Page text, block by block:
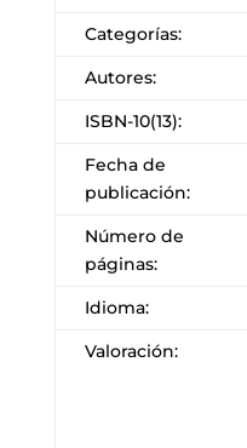
Categorías:
Autores:
ISBN-10(13):
Fecha de
publicación:
Número de
páginas:
Idioma:
Valoración: